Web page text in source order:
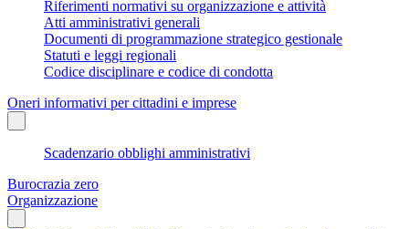
Riferimenti normativi su organizzazione e attività
Atti amministrativi generali
Documenti di programmazione strategico gestionale
Statuti e leggi regionali
Codice disciplinare e codice di condotta
Oneri informativi per cittadini e imprese
Scadenzario obblighi amministrativi
Burocrazia zero
Organizzazione